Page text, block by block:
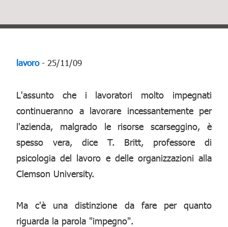
lavoro- 25/11/09
L'assunto che i lavoratori molto impegnati
continueranno a lavorare incessantemente per
l'azienda, malgrado le risorse scarseggino, è
spesso vera, dice T. Britt, professore di
psicologia del lavoro e delle organizzazioni alla
Clemson University.
Ma c'è una distinzione da fare per quanto
riguarda la parola "impegno".